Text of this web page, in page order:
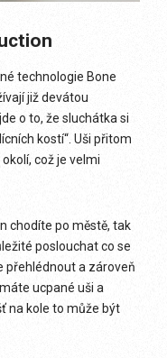
technologie Bone
již devátou
o to, že sluchátka si
kostí“. Uši přitom
což je velmi
chodíte po městě, tak
poslouchat co se
přehlédnout a zároveň
ucpané uši a
na kole to může být